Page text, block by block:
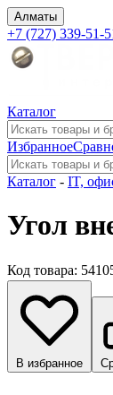
Алматы
+7 (727) 339-51-
Каталог
Избранное
Каталог - IT,
Угол
Код товара:
В избранное